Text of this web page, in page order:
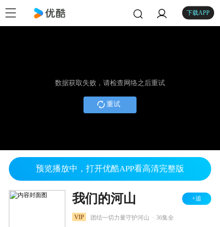
下载APP
数据获取失败，请检查网络之后重试
重试
预览播放中，打开优酷APP看高清完整版
我们的河山 +追
VIP 团结一切力量守护河山 36集全